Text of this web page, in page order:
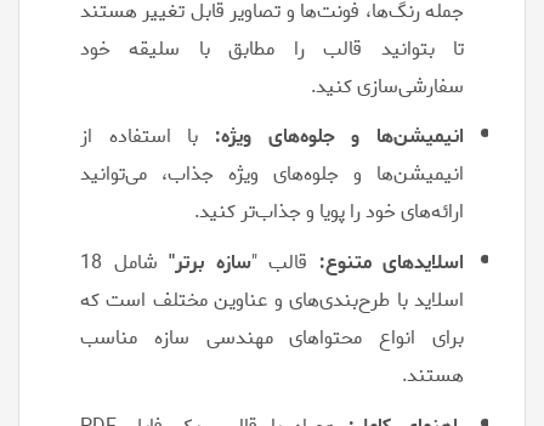
جمله رنگ‌ها، فونت‌ها و تصاویر قابل تغییر هستند
تا بتوانید قالب را مطابق با سلیقه خود
سفارشی‌سازی کنید.
انیمیشن‌ها و جلوه‌های ویژه: با استفاده از
انیمیشن‌ها و جلوه‌های ویژه جذاب، می‌توانید
ارائه‌های خود را پویا و جذاب‌تر کنید.
اسلایدهای متنوع: قالب "سازه برتر"
شامل 18
اسلاید با طرح‌بندی‌های و عناوین مختلف است که
برای انواع محتواهای مهندسی سازه مناسب
هستند.